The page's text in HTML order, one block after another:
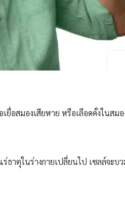
ยื่อสมองเสียหาย หรือเลือดคั่งในสม
ธาตุในร่างกายเปลี่ยนไป เซลล์จะบ